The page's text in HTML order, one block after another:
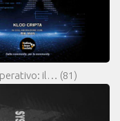
il… (81)